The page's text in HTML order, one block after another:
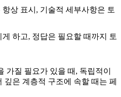
항상 표시, 기술적 세부사항은 토
게 하고, 정답은 필요할 때까지 토
가질 필요가 있을 때, 독립적이
깊은 계층적 구조에 속할 때는 페